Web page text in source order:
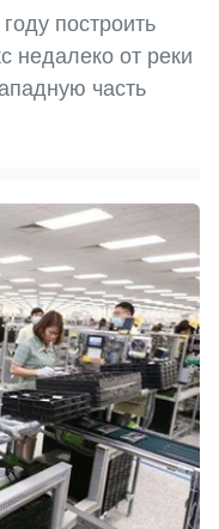
построить
недалеко от реки
часть